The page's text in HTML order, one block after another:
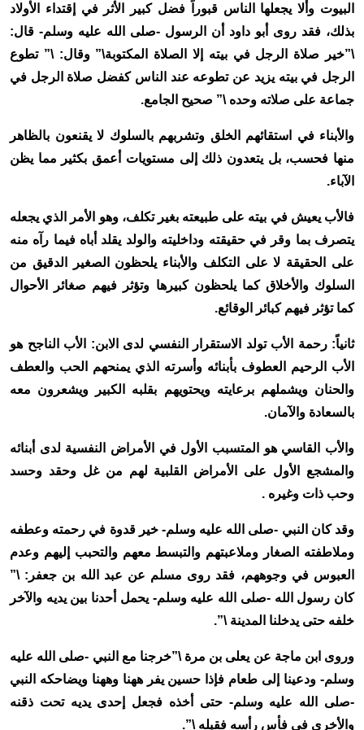
البيوت وألا يجعلها الناس قبوراً فضل كبير الأثر في إقتداء الأولاد
بذلك، فقد روى أبو داود أن الرسول -صلى الله عليه وسلم- قال:
\”خير صلاة الرجل في بيته إلا الصلاة المكتوبة\” وقال: \” تطوع
الرجل في بيته يزيد عن تطوعه عند الناس كفضل صلاة الرجل في
جماعة على صلاته وحده \” صحيح الجامع.
والأبناء في استقائهم الخلق وتشربهم بالسلوك لا يقنعون بالظاهر
منها فحسب، بل يتعدون ذلك إلى مستويات أعمق بكثير مما يظن
الآباء.
فالأب يعيش في بيته على طبيعته بغير تكلف، وهو الأمر الذي يجعله
يتصرف بما وقر في حقيقته وداخليته والولد يقلد أباه فيما رآه منه
على الحقيقة لا على التكلف والأبناء يلحظون الصغير الدقيق من
السلوك والأخلاق كما يلحظون كبيرها وتؤثر فيهم صغائر الأحوال
كما تؤثر فيهم كبائر الوقائع.
ثانياً: رحمة الأب تولد الاستقرار النفسي لدى الابن: الأب الناجح هو
الأب الرحيم العطوف بأبنائه وأسرته الذي يمنحهم الحب والعطف
والحنان ويشملهم برعايته ويحتويهم بقلبه الكبير ويشعرون معه
بالسعادة والآمان.
والأب القاسي هو المتسبب الأول في الأمراض النفسية لدى أبنائه
والمشجع الأول على الأمراض القلبية لهم من غل وحقد وحسد
وحب ذات وغيره .
وقد كان النبي -صلى الله عليه وسلم- خير قدوة في رحمته وعطفه
وملاطفته الصغار وملاعبتهم والتبسط معهم والتحبب إليهم وعدم
العبوس في وجوههم، فقد روى مسلم عن عبد الله بن جعفر: \”
كان رسول الله -صلى الله عليه وسلم- يحمل أحدنا بين يديه والآخر
خلفه حتى يدخلنا المدينة \”.
وروى ابن ماجة عن يعلى بن مرة \”خرجنا مع النبي -صلى الله عليه
وسلم- ودعينا إلى طعام فإذا حسين يفر ههنا وههنا ويضاحكه النبي
-صلى الله عليه وسلم- حتى أخذه فجعل إحدى يديه تحت ذقنه
والأخرى في فأس رأسه فقبله \”.